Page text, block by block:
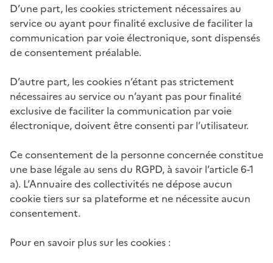
D’une part, les cookies strictement nécessaires au
service ou ayant pour finalité exclusive de faciliter la
communication par voie électronique, sont dispensés
de consentement préalable.
D’autre part, les cookies n’étant pas strictement
nécessaires au service ou n’ayant pas pour finalité
exclusive de faciliter la communication par voie
électronique, doivent être consenti par l’utilisateur.
Ce consentement de la personne concernée constitue
une base légale au sens du RGPD, à savoir l’article 6-1
a). L’Annuaire des collectivités ne dépose aucun
cookie tiers sur sa plateforme et ne nécessite aucun
consentement.
Pour en savoir plus sur les cookies :